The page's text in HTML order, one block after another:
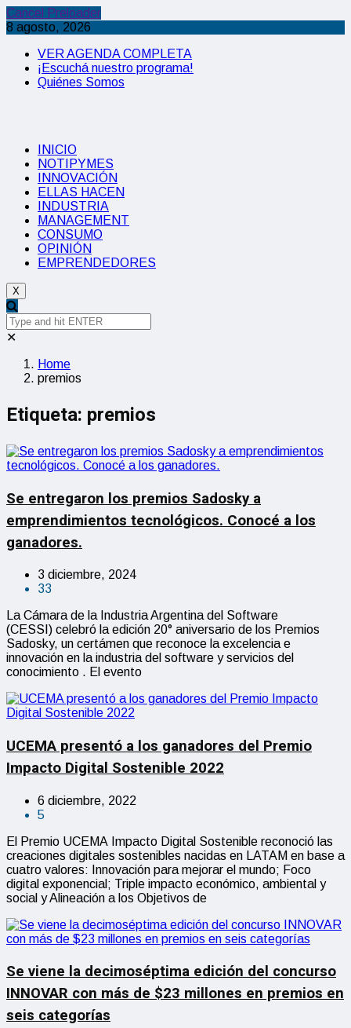
Cancel Preloader
8 agosto, 2026
VER AGENDA COMPLETA
¡Escuchá nuestro programa!
Quiénes Somos
INICIO
NOTIPYMES
INNOVACIÓN
ELLAS HACEN
INDUSTRIA
MANAGEMENT
CONSUMO
OPINIÓN
EMPRENDEDORES
X
✕
Home
premios
Etiqueta: premios
Se entregaron los premios Sadosky a
emprendimientos tecnológicos. Conocé a los
ganadores.
3 diciembre, 2024
33
La Cámara de la Industria Argentina del Software
(CESSI) celebró la edición 20° aniversario de los Premios
Sadosky, un certámen que reconoce la excelencia e
innovación en la industria del software y servicios del
conocimiento . El evento
UCEMA presentó a los ganadores del Premio
Impacto Digital Sostenible 2022
6 diciembre, 2022
5
El Premio UCEMA Impacto Digital Sostenible reconoció las
creaciones digitales sostenibles nacidas en LATAM en base a
cuatro valores: Innovación para mejorar el mundo; Foco
digital exponencial; Triple impacto económico, ambiental y
social y Alineación a los Objetivos de
Se viene la decimoséptima edición del concurso
INNOVAR con más de $23 millones en premios en
seis categorías